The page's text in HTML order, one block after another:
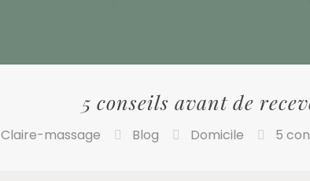
5 conseils avant de
Claire-massage Blog Domicile 5